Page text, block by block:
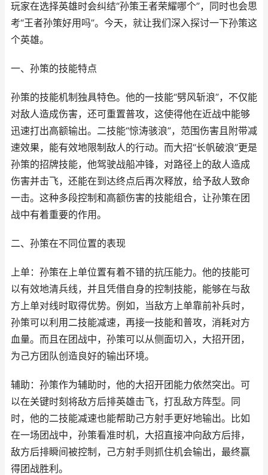
玩家在选择英雄时会纠结“孙策王者荣耀哪个”，同时也会思
考“王者孙策好用吗”。今天，就让我们深入探讨一下孙策这
个英雄。
一、孙策的技能特点
孙策的技能机制独具特色。他的一技能“劈风斩浪”，不仅能
对敌人造成伤害，还可重置普攻，这使得他在近战中能够
迅速打出高额输出。二技能“惊涛骇浪”，范围伤害且附带减
速效果，能有效地限制敌人的行动。而大招“长帆破浪”更是
孙策的招牌技能，他驾驶战船冲锋，对路径上的敌人造成
伤害并击飞，还能在到达终点后再次释放，给予敌人致命
一击。这种多段控制和高额伤害的技能组合，让孙策在团
战中有着重要的作用。
二、孙策在不同位置的表现
上单：孙策在上单位置有着不错的抗压能力。他的技能可
以有效地清兵线，并且凭借自身的控制技能，能够在与敌
方上单对线时取得优势。例如，当敌方上单靠前补兵时，
孙策可以利用二技能减速，再接一技能和普攻，消耗对方
血量。而且在团战中，孙策可以从侧面切入，大招开团，
为己方团队创造良好的输出环境。
辅助：孙策作为辅助时，他的大招开团能力依然突出。可
以在关键时刻将敌方后排英雄击飞，打乱敌方阵型。同
时，他的二技能减速也能帮助己方射手更好地输出。比如
在一场团战中，孙策看准时机，大招直接冲向敌方后排，
敌方后排瞬间被控制，己方射手则抓住机会输出，最终赢
得团战胜利。